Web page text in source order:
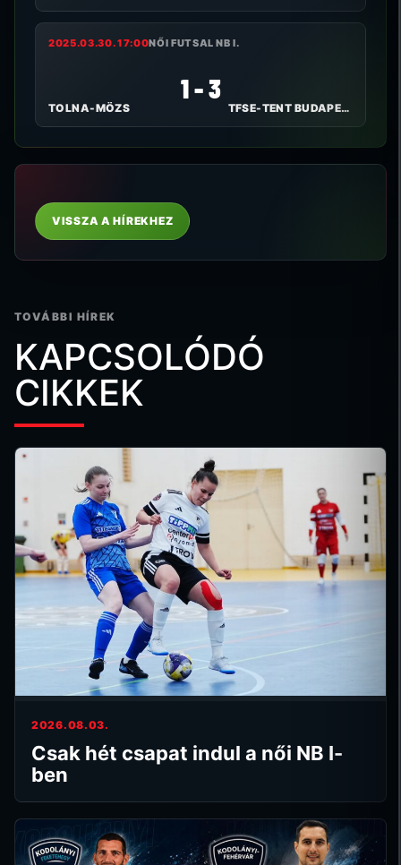
2025.03.30. 17:00NŐI FUTSAL NB I.
TOLNA-MÖZS
1 - 3
TFSE-TENT BUDAPEST
VISSZA A HÍREKHEZ
TOVÁBBI HÍREK
KAPCSOLÓDÓ
CIKKEK
2026.08.03.
Csak hét csapat indul a női NB I-
ben